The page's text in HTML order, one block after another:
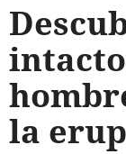
la